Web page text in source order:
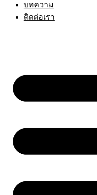
บทความ
ติดต่อเรา